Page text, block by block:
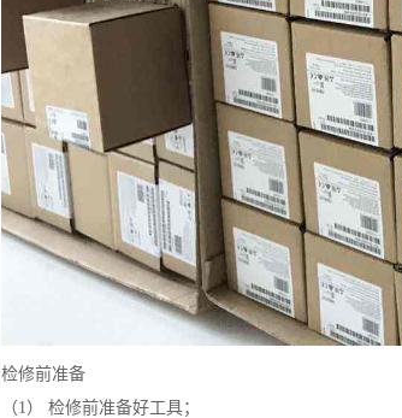
检修前准备
（1） 检修前准备好工具；